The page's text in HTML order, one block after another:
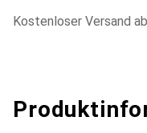
Kostenloser Versand